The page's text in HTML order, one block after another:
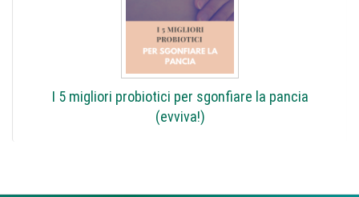
I 5 migliori probiotici per sgonfiare la pancia
(evviva!)